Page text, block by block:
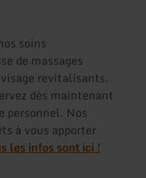
soins
de massages
revitalisants.
dès maintenant
personnel. Nos
à vous apporter
les infos sont ici !